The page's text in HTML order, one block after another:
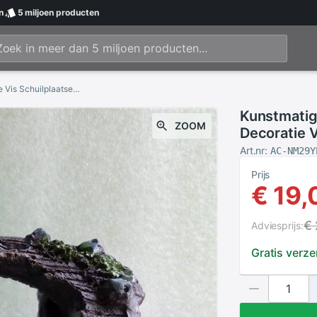
5 miljoen producten
Kunstmatige Hars Vat Aquarium Aquarium Decoratie Vis Schuilplaatsen Onderdak Simulatie Ornament Landschap Decoratie
ZOOM
Decoratie
Simulatie
Art.nr:AC-
Prijs
€
Gratis
Adviesprijs:€